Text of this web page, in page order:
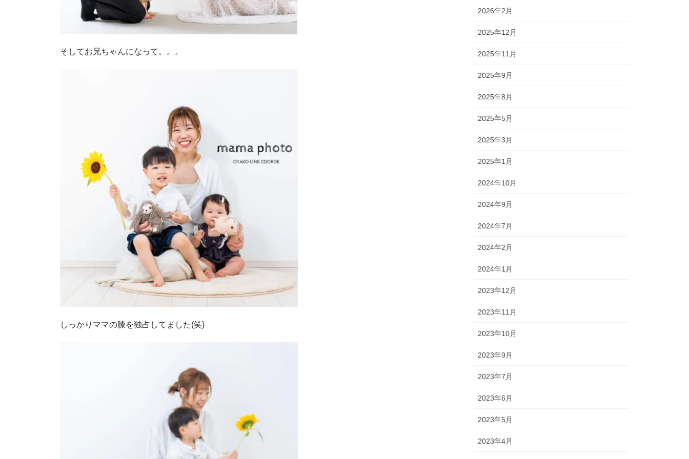
そしてお兄ちゃんになって。。。
しっかりママの膝を独占してました(笑)
2026年2月
2025年12月
2025年11月
2025年9月
2025年8月
2025年5月
2025年3月
2025年1月
2024年10月
2024年9月
2024年7月
2024年2月
2024年1月
2023年12月
2023年11月
2023年10月
2023年9月
2023年7月
2023年6月
2023年5月
2023年4月